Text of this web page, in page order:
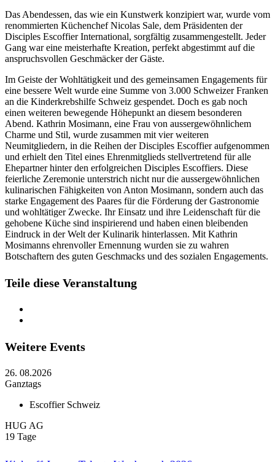
Das Abendessen, das wie ein Kunstwerk konzipiert war, wurde vom
renommierten Küchenchef Nicolas Sale, dem Präsidenten der
Disciples Escoffier International, sorgfältig zusammengestellt. Jeder
Gang war eine meisterhafte Kreation, perfekt abgestimmt auf die
anspruchsvollen Geschmäcker der Gäste.
Im Geiste der Wohltätigkeit und des gemeinsamen Engagements für
eine bessere Welt wurde eine Summe von 3.000 Schweizer Franken
an die Kinderkrebshilfe Schweiz gespendet. Doch es gab noch
einen weiteren bewegende Höhepunkt an diesem besonderen
Abend. Kathrin Mosimann, eine Frau von aussergewöhnlichem
Charme und Stil, wurde zusammen mit vier weiteren
Neumitgliedern, in die Reihen der Disciples Escoffier aufgenommen
und erhielt den Titel eines Ehrenmitglieds stellvertretend für alle
Ehepartner hinter den erfolgreichen Disciples Escoffiers. Diese
feierliche Zeremonie unterstrich nicht nur die aussergewöhnlichen
kulinarischen Fähigkeiten von Anton Mosimann, sondern auch das
starke Engagement des Paares für die Förderung der Gastronomie
und wohltätiger Zwecke. Ihr Einsatz und ihre Leidenschaft für die
gehobene Küche sind inspirierend und haben einen bleibenden
Eindruck in der Welt der Kulinarik hinterlassen. Mit Kathrin
Mosimanns ehrenvoller Ernennung wurden sie zu wahren
Botschaftern des guten Geschmacks und des sozialen Engagements.
Teile diese Veranstaltung
Weitere Events
26. 08.2026
Ganztags
Escoffier Schweiz
HUG AG
19 Tage